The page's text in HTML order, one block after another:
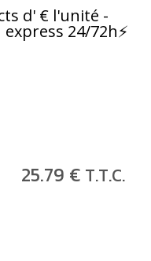
d' € l'unité -
24/72h⚡
25.79 € T.T.C.